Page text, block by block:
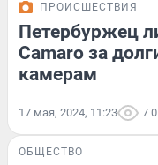
ПРОИСШЕСТВИЯ
Петербуржец
Camaro за
камерам
17 мая, 2024, 11:23 7
ОБЩЕСТВО